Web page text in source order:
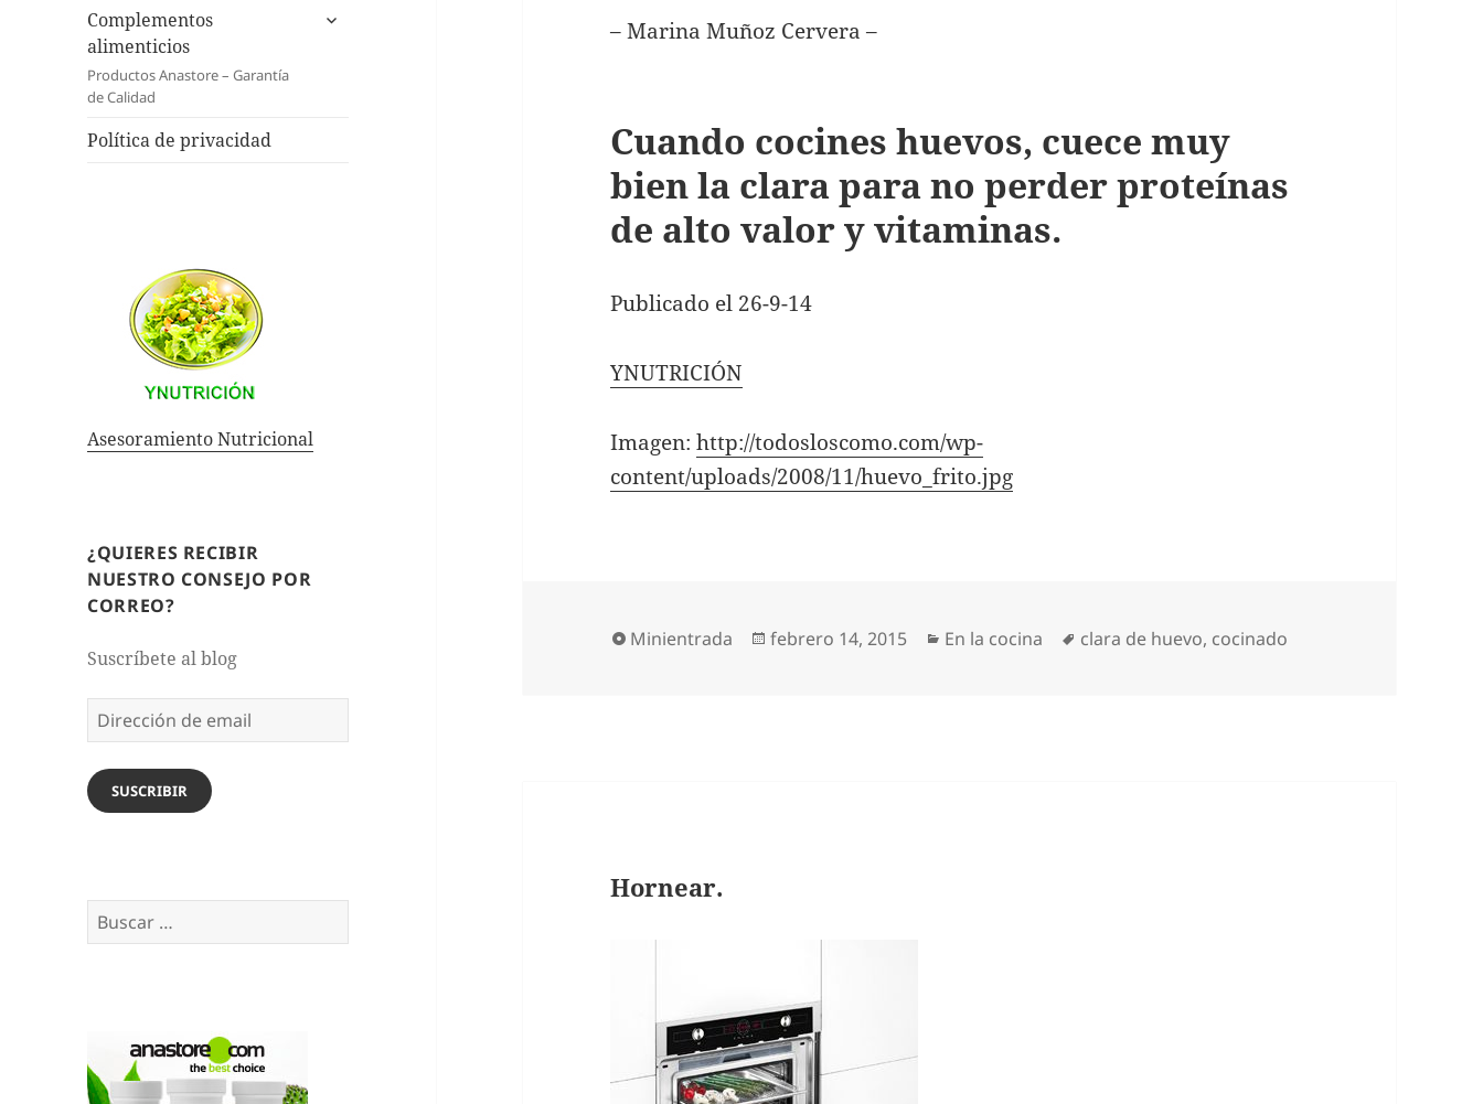
Complementos
alimenticios
Productos Anastore – Garantía
de Calidad
expande
Política de privacidad
Asesoramiento Nutricional
¿QUIERES RECIBIR
NUESTRO CONSEJO POR
CORREO?
Suscríbete al blog
Dirección
de
email
SUSCRIBIR
Buscar:
– Marina Muñoz Cervera –
Cuando cocines huevos, cuece muy
bien la clara para no perder proteínas
de alto valor y vitaminas.
Publicado el 26-9-14
YNUTRICIÓN
Imagen:http://todosloscomo.com/wp-
content/uploads/2008/11/huevo_frito.jpg
Formato
Minientrada
Publicado
febrero 14, 2015 Categorías
En la cocina Etiquetas
clara de huevo, cocinado
Hornear.